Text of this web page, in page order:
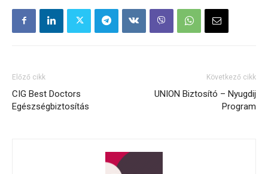
Előző cikk
CIG Best Doctors
Egészségbiztosítás
Következő cikk
UNION Biztosító – Nyugdij
Program